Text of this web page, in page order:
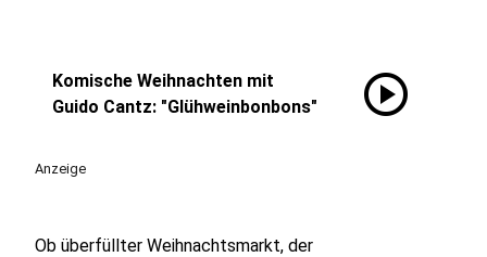
Komische Weihnachten mit
Guido Cantz: "Glühweinbonbons"
play_circle
Anzeige
Ob überfüllter Weihnachtsmarkt, der